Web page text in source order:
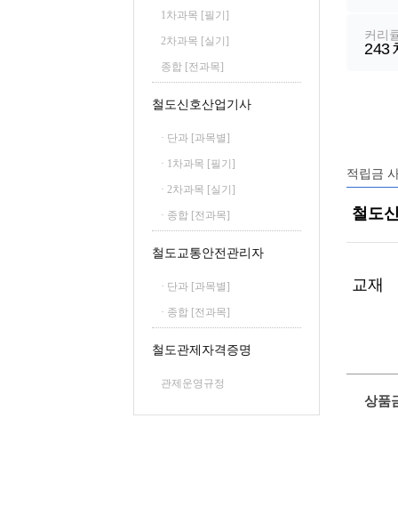
커리
243
적립금
철도
교재
상품
1차과목 [필기]
2차과목 [실기]
종합 [전과목]
철도신호산업기사
· 단과 [과목별]
· 1차과목 [필기]
· 2차과목 [실기]
· 종합 [전과목]
철도교통안전관리자
· 단과 [과목별]
· 종합 [전과목]
철도관제자격증명
관제운영규정